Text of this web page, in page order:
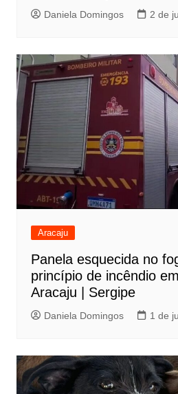
Daniela Domingos 2 de
Aracaju
Panela esquecida no
princípio de incêndio
Aracaju | Sergipe
Daniela Domingos 1 de